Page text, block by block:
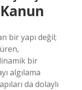
bir yapı değil;
bir
algılama
da dolaylı